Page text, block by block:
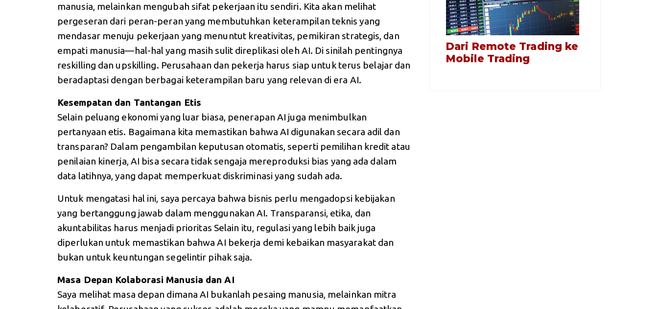
manusia, melainkan mengubah sifat pekerjaan itu sendiri. Kita akan melihat
pergeseran dari peran-peran yang membutuhkan keterampilan teknis yang
mendasar menuju pekerjaan yang menuntut kreativitas, pemikiran strategis, dan
empati manusia—hal-hal yang masih sulit direplikasi oleh AI. Di sinilah pentingnya
reskilling dan upskilling. Perusahaan dan pekerja harus siap untuk terus belajar dan
beradaptasi dengan berbagai keterampilan baru yang relevan di era AI.
Kesempatan dan Tantangan Etis
Selain peluang ekonomi yang luar biasa, penerapan AI juga menimbulkan
pertanyaan etis. Bagaimana kita memastikan bahwa AI digunakan secara adil dan
transparan? Dalam pengambilan keputusan otomatis, seperti pemilihan kredit atau
penilaian kinerja, AI bisa secara tidak sengaja mereproduksi bias yang ada dalam
data latihnya, yang dapat memperkuat diskriminasi yang sudah ada.
Untuk mengatasi hal ini, saya percaya bahwa bisnis perlu mengadopsi kebijakan
yang bertanggung jawab dalam menggunakan AI. Transparansi, etika, dan
akuntabilitas harus menjadi prioritas Selain itu, regulasi yang lebih baik juga
diperlukan untuk memastikan bahwa AI bekerja demi kebaikan masyarakat dan
bukan untuk keuntungan segelintir pihak saja.
Masa Depan Kolaborasi Manusia dan AI
Saya melihat masa depan dimana AI bukanlah pesaing manusia, melainkan mitra
Dari Remote Trading ke
Mobile Trading